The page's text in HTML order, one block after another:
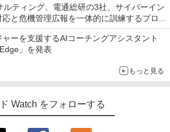
ルティング、電通総研の3社、サイバーイン
と危機管理広報を一体的に訓練するプログ
ーを支援するAIコーチングアシスタント
」を発表
もっと見る
Watch をフォローする